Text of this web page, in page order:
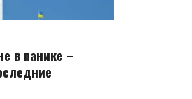
в панике –